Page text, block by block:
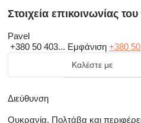
Στοιχεία επικοινωνίας
Pavel
+380 50 403... Εμφάνιση +380
Καλέστε με
Διεύθυνση
Ουκρανία, Πολτάβα και